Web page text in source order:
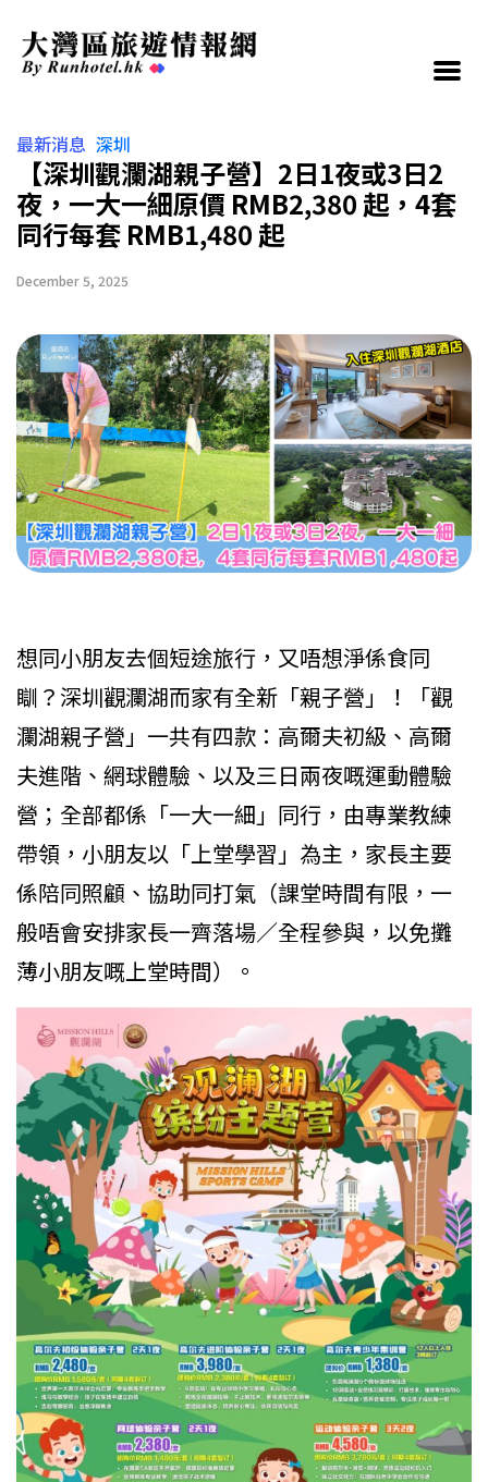
最新消息 深圳
【深圳觀瀾湖親子營】2日1夜或3日2
夜，一大一細原價 RMB2,380 起，4套
同行每套 RMB1,480 起
December 5, 2025
想同小朋友去個短途旅行，又唔想淨係食同
瞓？深圳觀瀾湖而家有全新「親子營」！「觀
瀾湖親子營」一共有四款：高爾夫初級、高爾
夫進階、網球體驗、以及三日兩夜嘅運動體驗
營；全部都係「一大一細」同行，由專業教練
帶領，小朋友以「上堂學習」為主，家長主要
係陪同照顧、協助同打氣（課堂時間有限，一
般唔會安排家長一齊落場／全程參與，以免攤
薄小朋友嘅上堂時間）。